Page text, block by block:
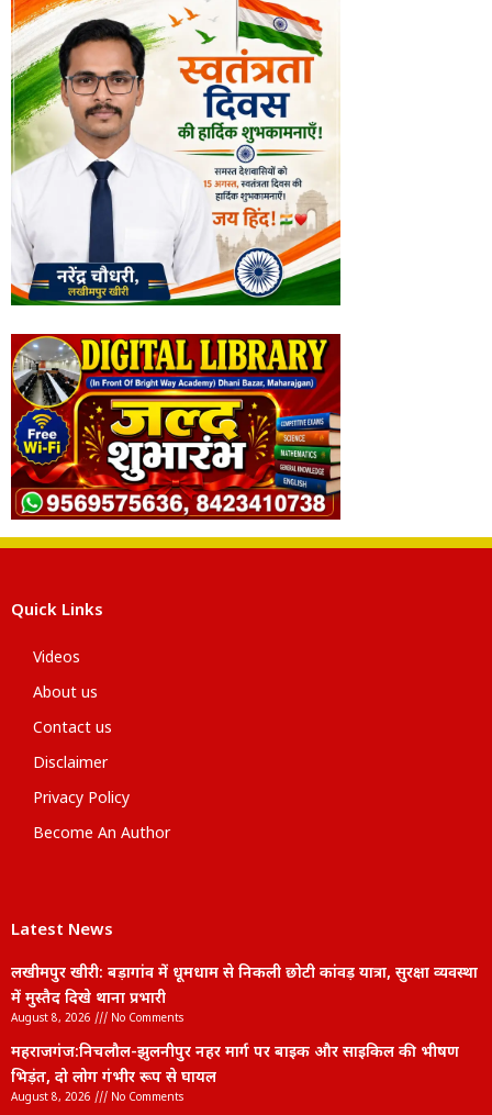
Quick Links
Videos
About us
Contact us
Disclaimer
Privacy Policy
Become An Author
Latest News
लखीमपुर खीरी: बड़ागांव में धूमधाम से निकली छोटी कांवड़ यात्रा, सुरक्षा व्यवस्था
में मुस्तैद दिखे थाना प्रभारी
August 8, 2026 No Comments
महराजगंज:निचलौल-झुलनीपुर नहर मार्ग पर बाइक और साइकिल की भीषण
भिड़ंत, दो लोग गंभीर रूप से घायल
August 8, 2026 No Comments